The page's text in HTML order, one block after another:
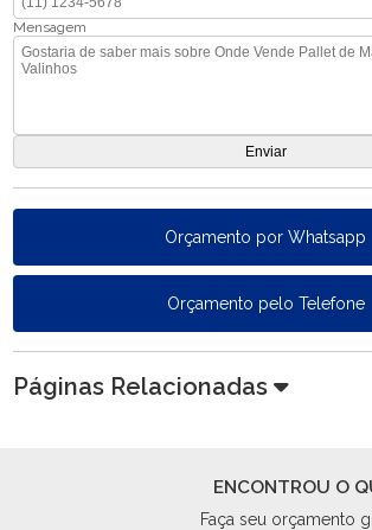
Mensagem
Orçamento por Whatsapp
Orçamento pelo Telefone
Páginas Relacionadas
ENCONTROU O
Faça seu orçamento